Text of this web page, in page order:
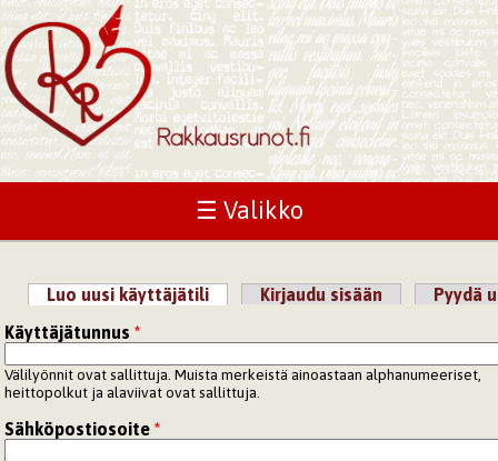
☰ Valikko
Ensisijaiset välilehdet
Luo uusi käyttäjätili (aktiivinen välilehti)
Kirjaudu sisään
Pyydä
Käyttäjätunnus*
Välilyönnit ovat sallittuja. Muista merkeistä ainoastaan alphanumeeriset,
heittopolkut ja alaviivat ovat sallittuja.
Sähköpostiosoite*